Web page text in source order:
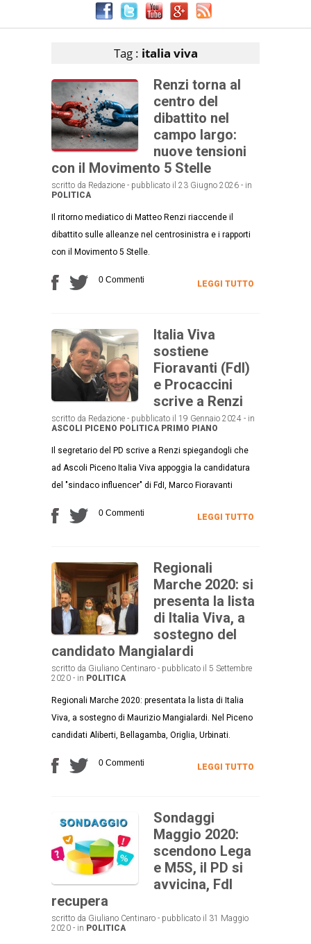
Tag : italia viva
Renzi torna al
centro del
dibattito nel
campo largo:
nuove tensioni
con il Movimento 5 Stelle
scritto da Redazione - pubblicato il 23 Giugno 2026 - in
POLITICA
Il ritorno mediatico di Matteo Renzi riaccende il
dibattito sulle alleanze nel centrosinistra e i rapporti
con il Movimento 5 Stelle.
0 Commenti LEGGI TUTTO
Italia Viva
sostiene
Fioravanti (FdI)
e Procaccini
scrive a Renzi
scritto da Redazione - pubblicato il 19 Gennaio 2024 - in
ASCOLI PICENO POLITICA PRIMO PIANO
Il segretario del PD scrive a Renzi spiegandogli che
ad Ascoli Piceno Italia Viva appoggia la candidatura
del "sindaco influencer" di FdI, Marco Fioravanti
0 Commenti LEGGI TUTTO
Regionali
Marche 2020: si
presenta la lista
di Italia Viva, a
sostegno del
candidato Mangialardi
scritto da Giuliano Centinaro - pubblicato il 5 Settembre
2020 - in POLITICA
Regionali Marche 2020: presentata la lista di Italia
Viva, a sostegno di Maurizio Mangialardi. Nel Piceno
candidati Aliberti, Bellagamba, Origlia, Urbinati.
0 Commenti LEGGI TUTTO
Sondaggi
Maggio 2020:
scendono Lega
e M5S, il PD si
avvicina, FdI
recupera
scritto da Giuliano Centinaro - pubblicato il 31 Maggio
2020 - in POLITICA